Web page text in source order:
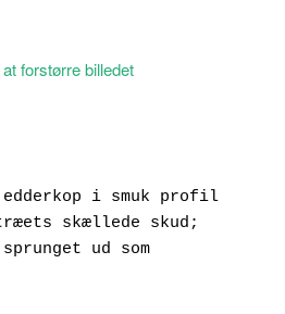
forstørre billedet
er edderkop i smuk profil
enetræets skællede skud;